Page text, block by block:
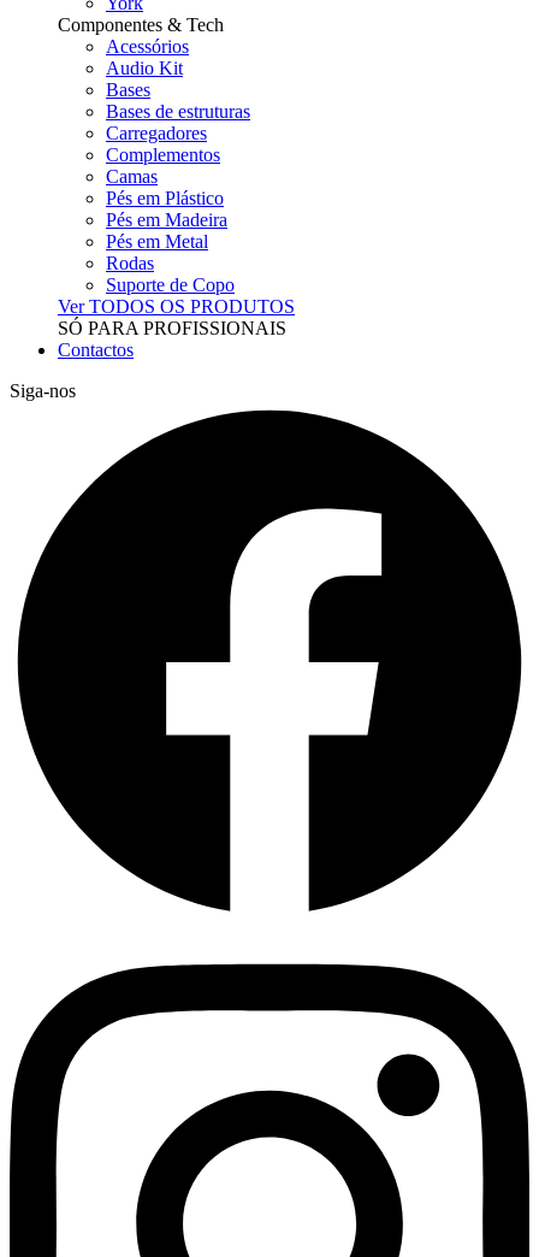
Componentes & Tech
Acessórios
Audio Kit
Bases
Bases de estruturas
Carregadores
Complementos
Camas
Pés em Plástico
Pés em Madeira
Pés em Metal
Rodas
Suporte de Copo
Ver TODOS OS PRODUTOS
SÓ PARA PROFISSIONAIS
Contactos
Siga-nos